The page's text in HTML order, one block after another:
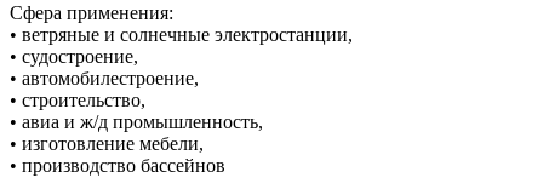
Сфера применения:
• ветряные и солнечные электростанции,
• судостроение,
• автомобилестроение,
• строительство,
• авиа и ж/д промышленность,
• изготовление мебели,
• производство бассейнов